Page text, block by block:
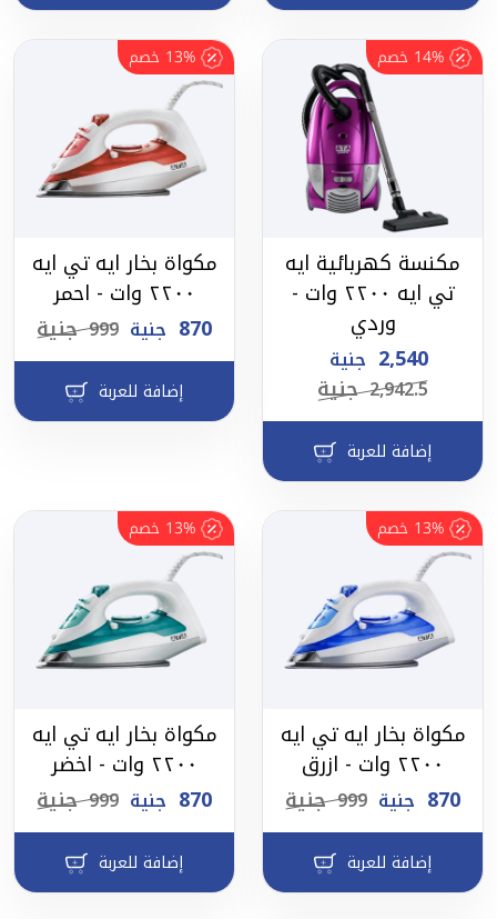
14% خصم
مكنسة كهربائية ايه
تي ايه ٢٢٠٠ وات -
وردي
2,540 جنية
2,942.5 جنية
إضافة للعربة
13% خصم
مكواة بخار ايه تي ايه
٢٢٠٠ وات - احمر
870 جنية 999 جنية
إضافة للعربة
13% خصم
مكواة بخار ايه تي ايه
٢٢٠٠ وات - ازرق
870 جنية 999 جنية
إضافة للعربة
13% خصم
مكواة بخار ايه تي ايه
٢٢٠٠ وات - اخضر
870 جنية 999 جنية
إضافة للعربة